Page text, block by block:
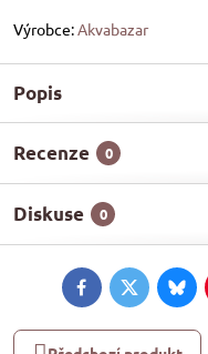
Výrobce:Akvabazar
Popis
Recenze 0
Diskuse 0
FacebookTwitter